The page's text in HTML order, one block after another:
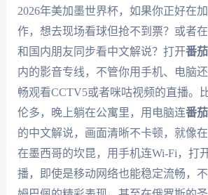
2026年美加墨世界杯，如果你正好在
作，想去现场看球但抢不到票？或者
和国内朋友同步看中文解说？打开番
内的影音专线，不管你用手机、电脑
畅观看CCTV5或者咪咕视频的直播。
伦多，晚上躺在公寓里，用电脑连番
的中文解说，画面清晰不卡顿，就像
在墨西哥的坎昆，用手机连Wi-Fi，打
播，即使是移动网络也能稳定流畅，